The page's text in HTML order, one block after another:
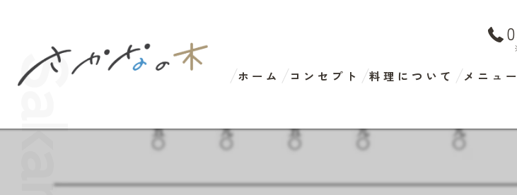
ホーム コンセプト 料理について メニュー